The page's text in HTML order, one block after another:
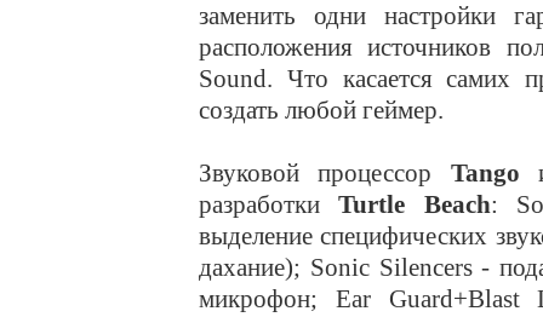
заменить одни настройки
расположения источников
Sound. Что касается самих
создать любой геймер.
Звуковой процессор Tango
разработкиTurtle Beach:
выделение специфических
дахание); Sonic Silencers -
микрофон; Ear